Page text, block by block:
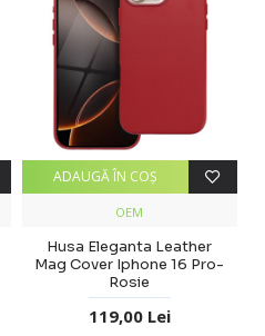
OEM
Husa Eleganta Leather
Mag Cover Iphone 16 Pro-
Rosie
119,00 Lei
ADAUGĂ ÎN COŞ